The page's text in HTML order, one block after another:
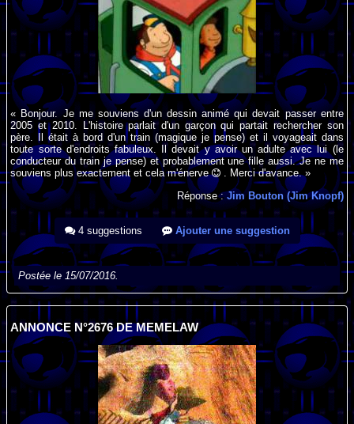
« Bonjour. Je me souviens d'un dessin animé qui devait passer entre
2005 et 2010. L'histoire parlait d'un garçon qui partait rechercher son
père. Il était à bord d'un train (magique je pense) et il voyageait dans
toute sorte d'endroits fabuleux. Il devait y avoir un adulte avec lui (le
conducteur du train je pense) et probablement une fille aussi. Je ne me
souviens plus exactement et cela m'énerve
. Merci d'avance. »
Réponse :Jim Bouton (Jim Knopf)
4 suggestions Ajouter une suggestion
Postée le 15/07/2016.
ANNONCE N°2676 DE MEMELAW